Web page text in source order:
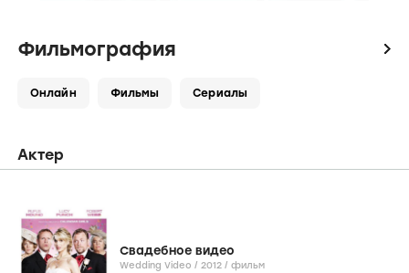
Фильмография icon
Онлайн Фильмы Сериалы
Актер
Свадебное видео
Wedding Video / 2012 / фильм